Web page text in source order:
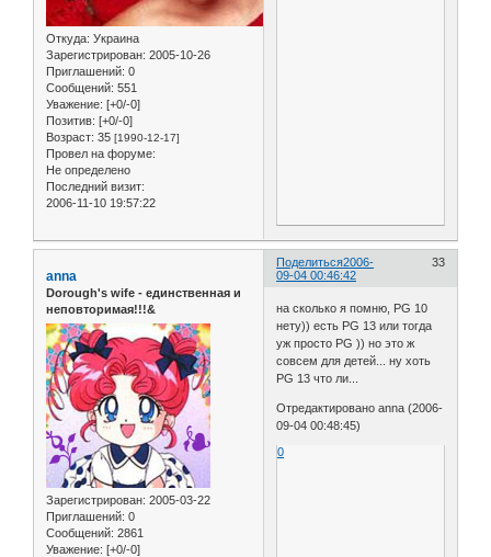
Откуда: Украина
Зарегистрирован: 2005-10-26
Приглашений: 0
Сообщений: 551
Уважение: [+0/-0]
Позитив: [+0/-0]
Возраст: 35 [1990-12-17]
Провел на форуме:
Не определено
Последний визит:
2006-11-10 19:57:22
Поделиться 33
2006-
09-04 00:46:42
anna
Dorough's wife - единственная и
неповторимая!!!&
Зарегистрирован: 2005-03-22
Приглашений: 0
Сообщений: 2861
Уважение: [+0/-0]
на сколько я помню, PG 10
нету)) есть PG 13 или тогда
уж просто PG )) но это ж
совсем для детей... ну хоть
PG 13 что ли...
Отредактировано anna (2006-
09-04 00:48:45)
0